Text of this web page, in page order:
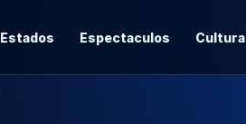
Estados Espectaculos Cultura